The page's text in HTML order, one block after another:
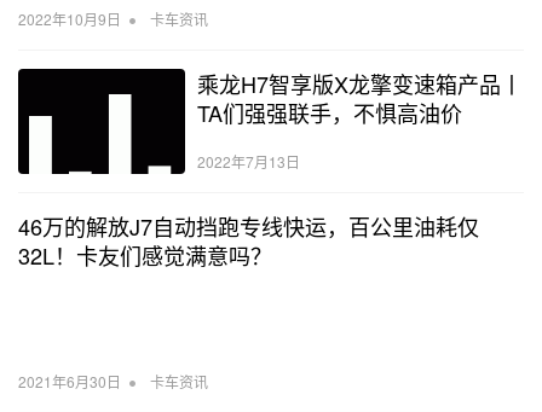
2022年10月9日 • 卡车资讯
乘龙H7智享版X龙擎变速箱产品丨​
TA们强强联手，不惧高油价
2022年7月13日
46万的解放J7自动挡跑专线快运，百公里油耗仅
32L！卡友们感觉满意吗？
2021年6月30日 • 卡车资讯